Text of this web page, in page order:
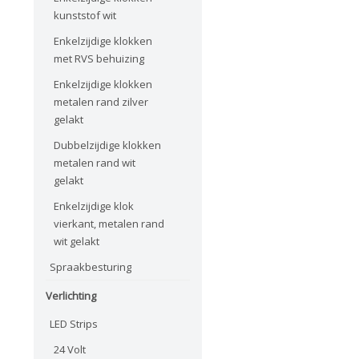
kunststof wit
Enkelzijdige klokken
met RVS behuizing
Enkelzijdige klokken
metalen rand zilver
gelakt
Dubbelzijdige klokken
metalen rand wit
gelakt
Enkelzijdige klok
vierkant, metalen rand
wit gelakt
Spraakbesturing
Verlichting
LED Strips
24 Volt